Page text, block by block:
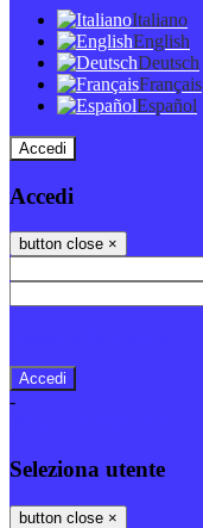
Italiano
English
Deutsch
Français
Español
Accedi
Accedi
button close ×
-
Seleziona utente
button close ×